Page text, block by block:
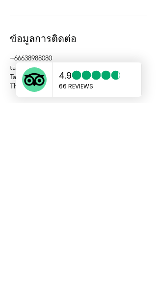
ข้อมูลการติดต่อ
+66638988080
taxikohchangasia@gmail.com
Taxi Koh Chang Asia, Koh Chang, Trat,
Thailand